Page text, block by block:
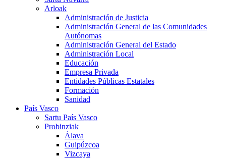
Arloak
Administración de Justicia
Administración General de las Comunidades
Autónomas
Administración General del Estado
Administración Local
Educación
Empresa Privada
Entidades Públicas Estatales
Formación
Sanidad
País Vasco
Sartu País Vasco
Probinziak
Álava
Guipúzcoa
Vizcaya